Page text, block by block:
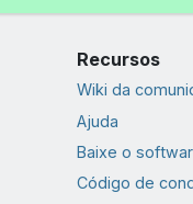
Recursos
Wiki da
Ajuda
Baixe o
Código de